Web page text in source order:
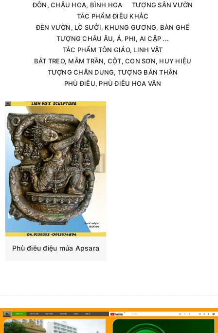
ĐÔN, CHẬU HOA, BÌNH HOA
TƯỢNG SÂN VƯỜN
TÁC PHẨM ĐIÊU KHẮC
ĐÈN VƯỜN, LÒ SƯỞI, KHUNG GƯƠNG, BÀN GHẾ
TƯỢNG CHÂU ÂU, Á, PHI, AI CẬP ...
TÁC PHẨM TÔN GIÁO, LINH VẬT
BÁT TREO, MÂM TRẦN, CỘT, CON SƠN, HUY HIỆU
TƯỢNG CHÂN DUNG, TƯỢNG BÁN THÂN
PHÙ ĐIÊU, PHÙ ĐIÊU HOA VĂN
Phù điêu điệu múa Apsara